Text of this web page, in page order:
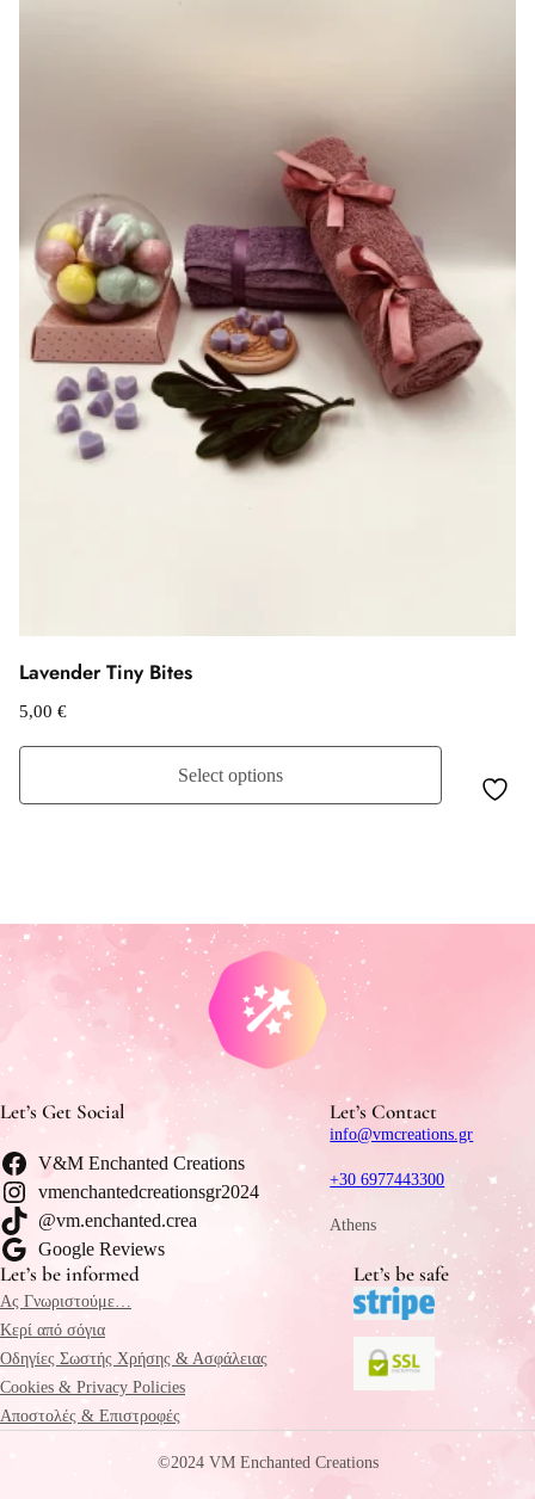
Lavender Tiny Bites
5,00 €
Select options
Let’s Get Social
V&M Enchanted Creations
vmenchantedcreationsgr2024
@vm.enchanted.crea
Google Reviews
Let’s Contact
info@vmcreations.gr
+30 6977443300
Athens
Let’s be informed
Ας Γνωριστούμε…
Κερί από σόγια
Οδηγίες Σωστής Χρήσης & Ασφάλειας
Cookies & Privacy Policies
Αποστολές & Επιστροφές
Let’s be safe
©2024 VM Enchanted Creations